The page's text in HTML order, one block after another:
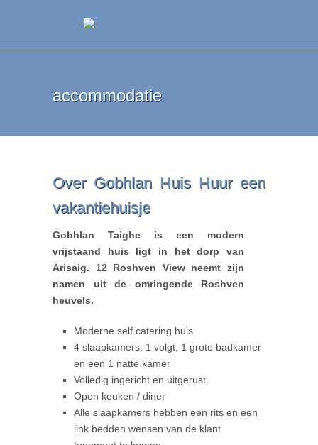
accommodatie
Over Gobhlan Huis Huur een
vakantiehuisje
Gobhlan Taighe is een modern
vrijstaand huis ligt in het dorp van
Arisaig. 12 Roshven View neemt zijn
namen uit de omringende Roshven
heuvels.
Moderne self catering huis
4 slaapkamers: 1 volgt, 1 grote badkamer
en een 1 natte kamer
Volledig ingericht en uitgerust
Open keuken / diner
Alle slaapkamers hebben een rits en een
link bedden wensen van de klant